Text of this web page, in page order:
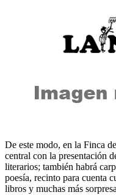
De este modo, en la Finca
central con la presentación
literarios; también habrá
poesía, recinto para cuenta
libros y muchas más